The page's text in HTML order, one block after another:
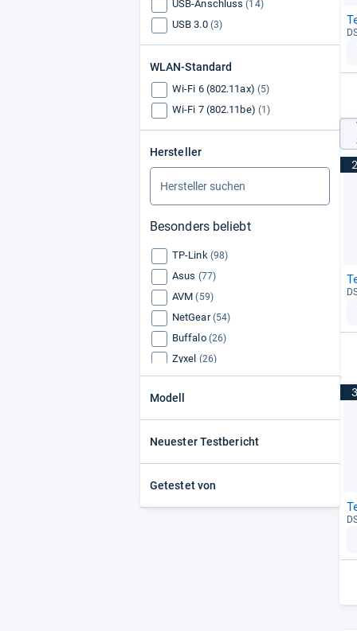
USB-Anschluss (14)
USB 3.0 (3)
WLAN-Standard
Wi-Fi 6 (802.11​ax) (5)
Wi-Fi 7 (802.11​be) (1)
Hersteller
Besonders beliebt
TP-Link (98)
Asus (77)
AVM (59)
NetGear (54)
Buffalo (26)
Zyxel (26)
D-Link (26)
Telekom
Draytek (24)
Linksys (23)
SMC (22)
TRENDnet
Modell
Neuester Testbericht
Getestet von
2
3